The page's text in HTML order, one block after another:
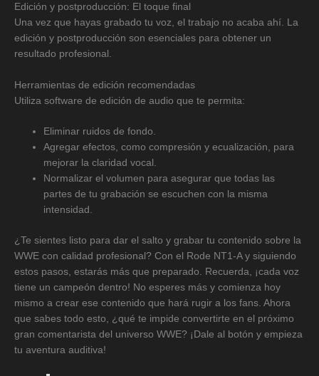
Edición y postproducción: El toque final
Una vez que hayas grabado tu voz, el trabajo no acaba ahí. La
edición y postproducción son esenciales para obtener un
resultado profesional.
Herramientas de edición recomendadas
Utiliza software de edición de audio que te permita:
Eliminar ruidos de fondo.
Agregar efectos, como compresión y ecualización, para
mejorar la claridad vocal.
Normalizar el volumen para asegurar que todas las
partes de tu grabación se escuchen con la misma
intensidad.
¿Te sientes listo para dar el salto y grabar tu contenido sobre la
WWE con calidad profesional? Con el Rode NT1-A y siguiendo
estos pasos, estarás más que preparado. Recuerda, ¡cada voz
tiene un campeón dentro! No esperes más y comienza hoy
mismo a crear ese contenido que hará rugir a los fans. Ahora
que sabes todo esto, ¿qué te impide convertirte en el próximo
gran comentarista del universo WWE? ¡Dale al botón y empieza
tu aventura auditiva!